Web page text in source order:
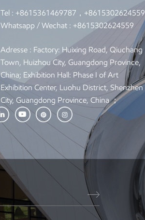
Tel : +8615361469787，+8615302624559
Whatsapp / Wechat : +8615302624559
Adresse : Factory: Huixing Road, Qiuchang
Town, Huizhou City, Guangdong Province,
China; Exhibition Hall: Phase I of Art
Exhibition Center, Luohu District, Shenzhen
City, Guangdong Province, China ；